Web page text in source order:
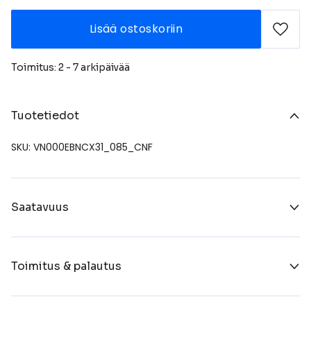
Lisää ostoskoriin
Toimitus: 2 - 7 arkipäivää
Tuotetiedot
SKU: VN000EBNCX31_085_CNF
Saatavuus
Toimitus & palautus